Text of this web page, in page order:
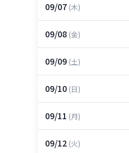
09/07(木)
09/08(金)
09/09(土)
09/10(日)
09/11 (月)
09/12(火)